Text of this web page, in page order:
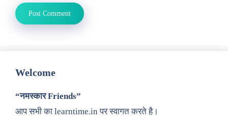
Welcome
“नमस्कार Friends”
आप सभी का learntime.in पर स्वागत करते है।